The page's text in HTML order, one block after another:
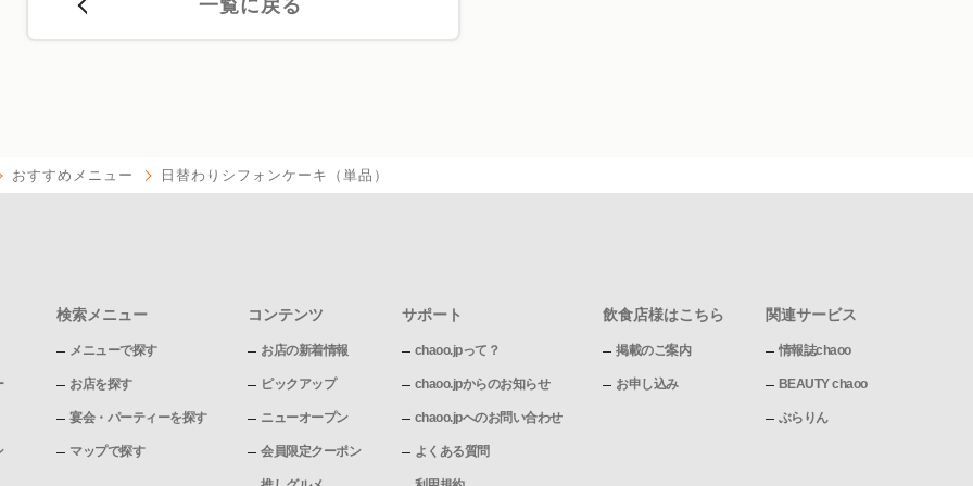
一覧に戻る
おすすめメニュー 日替わりシフォンケーキ（単品）
検索メニュー
メニューで探す
お店を探す
宴会・パーティーを探す
マップで探す
コンテンツ
お店の新着情報
ピックアップ
ニューオープン
会員限定クーポン
サポート
chaoo.jpって？
chaoo.jpからのお知らせ
chaoo.jpへのお問い合わせ
よくある質問
飲食店様はこちら
掲載のご案内
お申し込み
関連サービス
情報誌chaoo
BEAUTY chaoo
ぶらりん